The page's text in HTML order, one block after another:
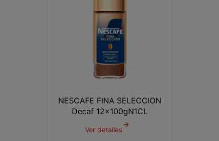
NESCAFE FINA SELECCION
Decaf 12x100gN1CL
Ver detalles